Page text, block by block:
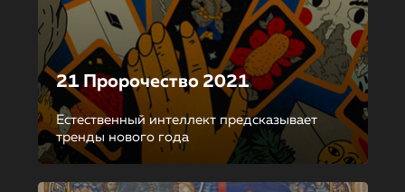
21 Пророчество 2021
Естественный интеллект предсказывает
тренды нового года